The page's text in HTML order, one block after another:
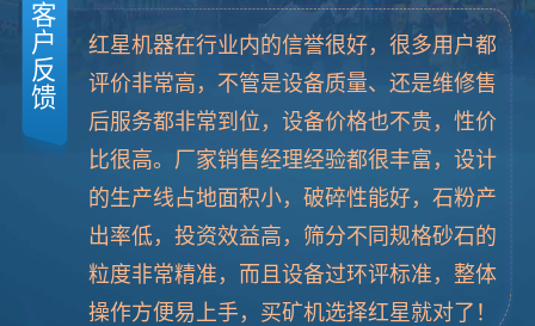
客
户
反
馈
红星机器在行业内的信誉很好，很多用户都
评价非常高，不管是设备质量、还是维修售
后服务都非常到位，设备价格也不贵，性价
比很高。厂家销售经理经验都很丰富，设计
的生产线占地面积小，破碎性能好，石粉产
出率低，投资效益高，筛分不同规格砂石的
粒度非常精准，而且设备过环评标准，整体
操作方便易上手，买矿机选择红星就对了！